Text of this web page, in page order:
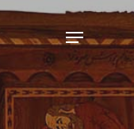
بفشارید